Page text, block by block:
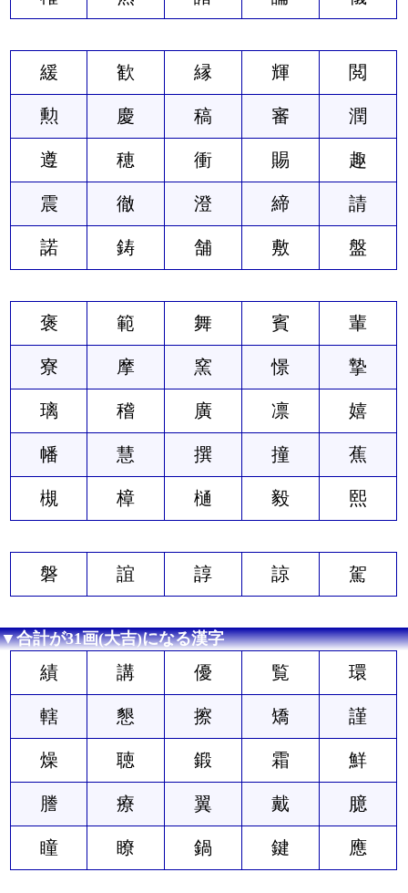
緩 歓 縁 輝 閲
勲 慶 稿 審 潤
遵 穂 衝 賜 趣
震 徹 澄 締 請
諾 鋳 舗 敷 盤
褒 範 舞 賓 輩
寮 摩 窯 憬 摯
璃 稽 廣 凛 嬉
幡 慧 撰 撞 蕉
槻 樟 樋 毅 熙
磐 誼 諄 諒 駕
▼合計が31画(大吉)になる漢字
績 講 優 覧 環
轄 懇 擦 矯 謹
燥 聴 鍛 霜 鮮
謄 療 翼 戴 臆
瞳 瞭 鍋 鍵 應